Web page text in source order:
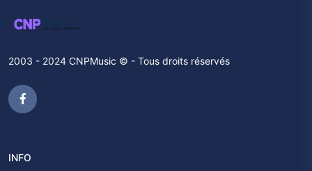
2003 - 2024 CNPMusic © - Tous droits réservés
INFO